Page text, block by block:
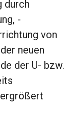
durch
von
neuen
der U- bzw.